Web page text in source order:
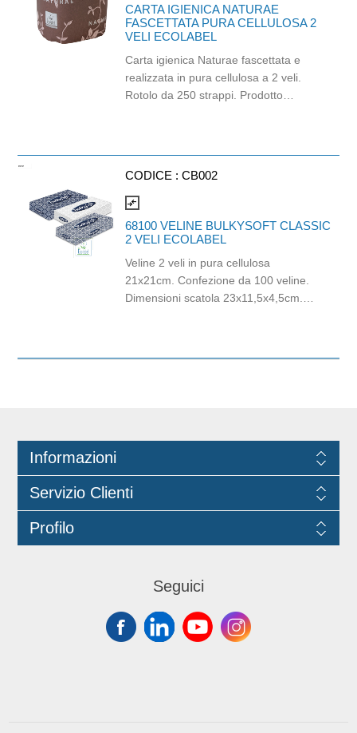
CARTA IGIENICA NATURAE
FASCETTATA PURA CELLULOSA 2
VELI ECOLABEL
Carta igienica Naturae fascettata e
realizzata in pura cellulosa a 2 veli.
Rotolo da 250 strappi. Prodotto
CODICE : CB002
compare_arrows
68100 VELINE BULKYSOFT CLASSIC
2 VELI ECOLABEL
Veline 2 veli in pura cellulosa
21x21cm. Confezione da 100 veline.
Dimensioni scatola 23x11,5x4,5cm.
Informazioni
Servizio Clienti
Profilo
Seguici